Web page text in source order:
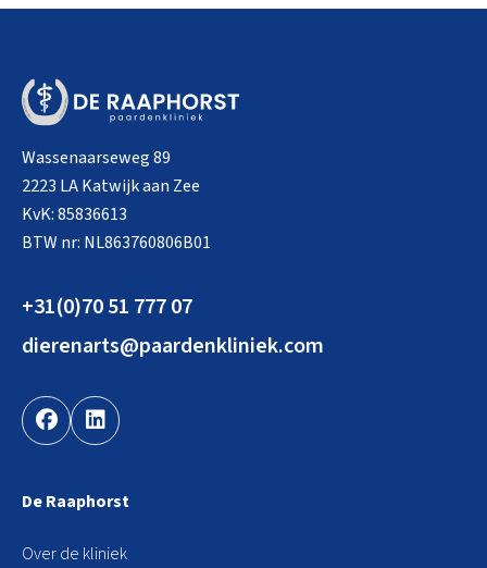
Wassenaarseweg 89
2223 LA Katwijk aan Zee
KvK: 85836613
BTW nr: NL863760806B01
+31(0)70 51 777 07
dierenarts@paardenkliniek.com
De Raaphorst
Over de kliniek